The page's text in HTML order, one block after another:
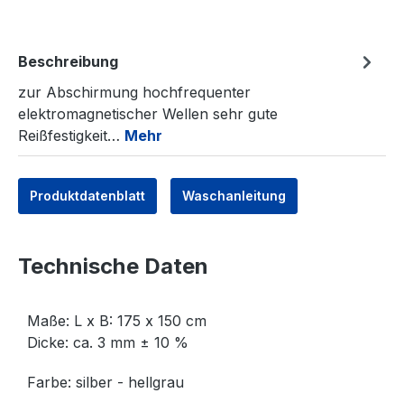
Beschreibung
zur Abschirmung hochfrequenter
elektromagnetischer Wellen sehr gute
Reißfestigkeit… Mehr
Produktdatenblatt Waschanleitung
Technische Daten
Maße: L x B: 175 x 150 cm
Dicke: ca. 3 mm ± 10 %
Farbe: silber - hellgrau